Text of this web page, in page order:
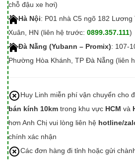
chỗ đậu xe hơi)
Hà Nội: P01 nhà C5 ngõ 182 Lương
Xuân, HN (liên hệ trước: 0899.357.111)
Đà Nẵng (Yubann – Promix): 107-
Phường Hòa Khánh, TP Đà Nẵng (liên
Huy Linh miễn phí vận chuyển cho
bán kính 10km trong khu vực HCM và
hơn Anh Chị vui lòng liên hệ hotline/
chính xác nhận
Các đơn hàng đi tỉnh hoặc gửi